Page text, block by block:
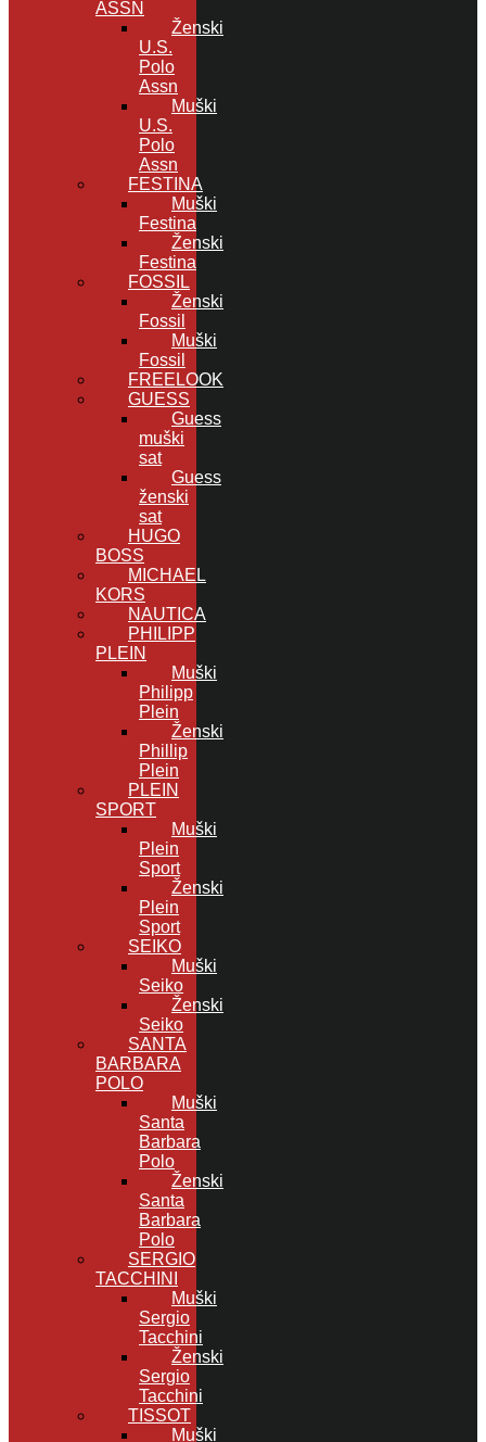
ASSN
Ženski
U.S.
Polo
Assn
Muški
U.S.
Polo
Assn
FESTINA
Muški
Festina
Ženski
Festina
FOSSIL
Ženski
Fossil
Muški
Fossil
FREELOOK
GUESS
Guess
muški
sat
Guess
ženski
sat
HUGO
BOSS
MICHAEL
KORS
NAUTICA
PHILIPP
PLEIN
Muški
Philipp
Plein
Ženski
Phillip
Plein
PLEIN
SPORT
Muški
Plein
Sport
Ženski
Plein
Sport
SEIKO
Muški
Seiko
Ženski
Seiko
SANTA
BARBARA
POLO
Muški
Santa
Barbara
Polo
Ženski
Santa
Barbara
Polo
SERGIO
TACCHINI
Muški
Sergio
Tacchini
Ženski
Sergio
Tacchini
TISSOT
Muški